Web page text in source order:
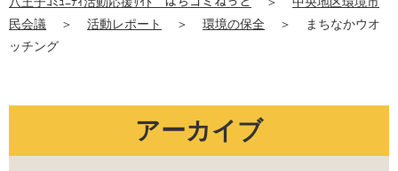
民会議
＞ 活動レポート ＞ 環境の保全 ＞
まちなかウオ
ッチング
アーカイブ